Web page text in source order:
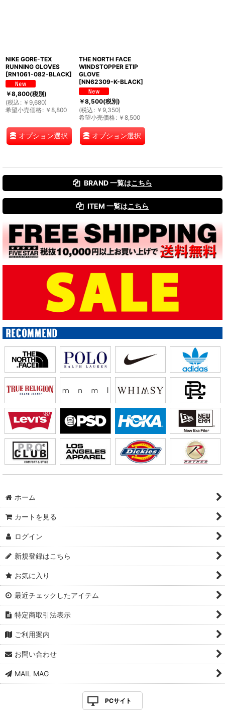
NIKE GORE-TEX
RUNNING GLOVES
[RN1061-082-BLACK]
￥8,800(税別)
(税込 : ￥ 9,680)
希望小売価格: ￥ 8,800
オプション選択
THE NORTH FACE
WINDSTOPPER ETIP
GLOVE
[NN62309-K-BLACK]
￥8,500(税別)
(税込 : ￥ 9,350)
希望小売価格: ￥ 8,500
オプション選択
BRAND 一覧はこちら
ITEM 一覧はこちら
ホーム
カートを見る
ログイン
新規登録はこちら
お気に入り
最近チェックしたアイテム
特定商取引法表示
ご利用案内
お問い合わせ
MAIL MAG
PCサイト